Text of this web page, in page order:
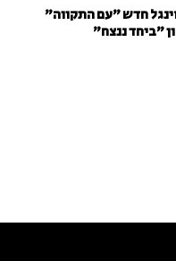
חדש ״עם התקווה״
"ביחד ננצח"